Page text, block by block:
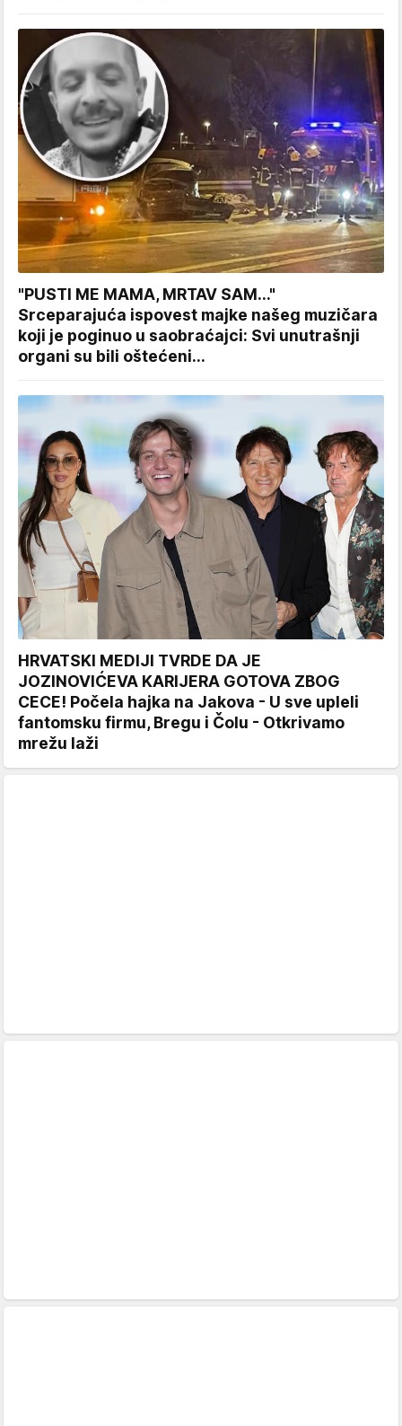
"PUSTI ME MAMA, MRTAV SAM..."
Srceparajuća ispovest majke našeg muzičara
koji je poginuo u saobraćajci: Svi unutrašnji
organi su bili oštećeni...
HRVATSKI MEDIJI TVRDE DA JE
JOZINOVIĆEVA KARIJERA GOTOVA ZBOG
CECE! Počela hajka na Jakova - U sve upleli
fantomsku firmu, Bregu i Čolu - Otkrivamo
mrežu laži